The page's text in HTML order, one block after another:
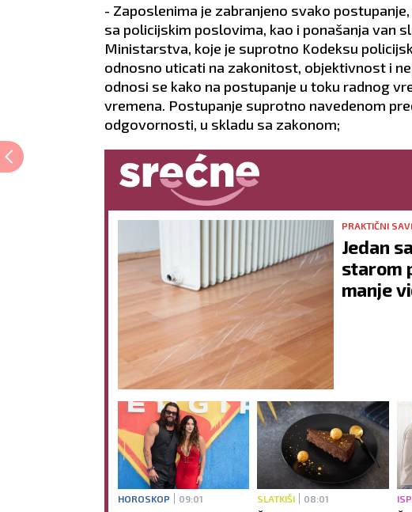
- Zaposlenima je zabranjeno svako
sa policijskim poslovima, kao i ponašanja van
Ministarstva, koje je suprotno Kodeksu
odnosno uticati na zakonitost, objektivnost i
odnosi se kako na postupanje u toku radnog
vremena. Postupanje suprotno navedenom
odgovornosti, u skladu sa zakonom;
PRAKTIČNI
Jedan
starom
manje
HOROSKOP 09:01 SLATKIŠI 08:01